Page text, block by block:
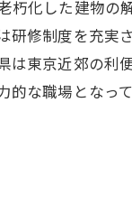
朽化した建物の
研修制度を充実
は東京近郊の利
な職場となって